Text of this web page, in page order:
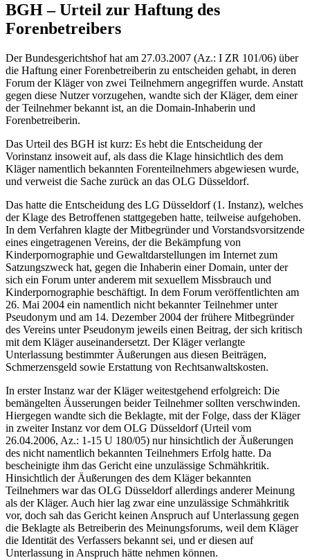
BGH – Urteil zur Haftung des
Forenbetreibers
Der Bundesgerichtshof hat am 27.03.2007 (Az.: I ZR 101/06) über
die Haftung einer Forenbetreiberin zu entscheiden gehabt, in deren
Forum der Kläger von zwei Teilnehmern angegriffen wurde. Anstatt
gegen diese Nutzer vorzugehen, wandte sich der Kläger, dem einer
der Teilnehmer bekannt ist, an die Domain-Inhaberin und
Forenbetreiberin.
Das Urteil des BGH ist kurz: Es hebt die Entscheidung der
Vorinstanz insoweit auf, als dass die Klage hinsichtlich des dem
Kläger namentlich bekannten Forenteilnehmers abgewiesen wurde,
und verweist die Sache zurück an das OLG Düsseldorf.
Das hatte die Entscheidung des LG Düsseldorf (1. Instanz), welches
der Klage des Betroffenen stattgegeben hatte, teilweise aufgehoben.
In dem Verfahren klagte der Mitbegründer und Vorstandsvorsitzende
eines eingetragenen Vereins, der die Bekämpfung von
Kinderpornographie und Gewaltdarstellungen im Internet zum
Satzungszweck hat, gegen die Inhaberin einer Domain, unter der
sich ein Forum unter anderem mit sexuellem Missbrauch und
Kinderpornographie beschäftigt. In dem Forum veröffentlichten am
26. Mai 2004 ein namentlich nicht bekannter Teilnehmer unter
Pseudonym und am 14. Dezember 2004 der frühere Mitbegründer
des Vereins unter Pseudonym jeweils einen Beitrag, der sich kritisch
mit dem Kläger auseinandersetzt. Der Kläger verlangte
Unterlassung bestimmter Äußerungen aus diesen Beiträgen,
Schmerzensgeld sowie Erstattung von Rechtsanwaltskosten.
In erster Instanz war der Kläger weitestgehend erfolgreich: Die
bemängelten Äusserungen beider Teilnehmer sollten verschwinden.
Hiergegen wandte sich die Beklagte, mit der Folge, dass der Kläger
in zweiter Instanz vor dem OLG Düsseldorf (Urteil vom
26.04.2006, Az.: 1-15 U 180/05) nur hinsichtlich der Äußerungen
des nicht namentlich bekannten Teilnehmers Erfolg hatte. Da
bescheinigte ihm das Gericht eine unzulässige Schmähkritik.
Hinsichtlich der Äußerungen des dem Kläger bekannten
Teilnehmers war das OLG Düsseldorf allerdings anderer Meinung
als der Kläger. Auch hier lag zwar eine unzulässige Schmähkritik
vor, doch sah das Gericht keinen Anspruch auf Unterlassung gegen
die Beklagte als Betreiberin des Meinungsforums, weil dem Kläger
die Identität des Verfassers bekannt sei, und er diesen auf
Unterlassung in Anspruch hätte nehmen können.